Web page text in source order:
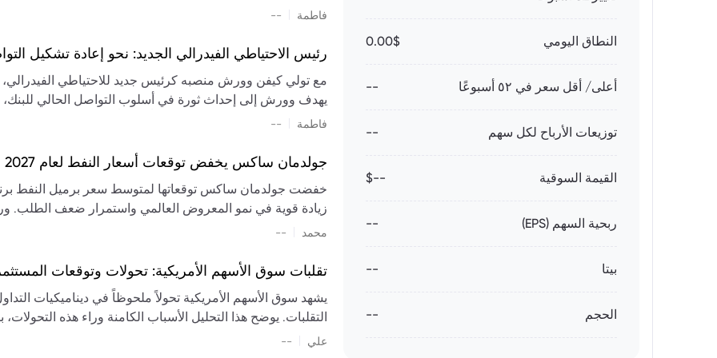
النطاق اليومي 0.00$
أعلى/ أقل سعر في ٥٢ أسبوعًا --
توزيعات الأرباح لكل سهم --
القيمة السوقية --$
ربحية السهم (EPS) --
بيتا --
الحجم --
تشكيل تقييم الصناعة، مع توقعات بارتفاع مستمر في الأسعار
فاطمة --
رئيس الاحتياطي الفيدرالي الجديد: نحو إعادة تشكيل
مع تولي كيفن وورش منصبه كرئيس جديد للاحتياطي الفيدرالي،
يهدف وورش إلى إحداث ثورة في أسلوب التواصل الحالي للبنك،
السياسة ويمنح البنك المركزي دوراً مبالغاً فيه. يسعى إلى
فاطمة --
جولدمان ساكس يخفض توقعات أسعار النفط لعام 2027 وسط تغيرات في العرض والطلب
زيادة قوية في نمو المعروض العالمي واستمرار ضعف الطلب.
العالمية في الربع الثاني
سابقًا. من المتوقع عودة صادرات دول الخليج إلى طبيعتها
عدم اليقين الجيوسياسي يمكن أن يؤدي إلى تقلبات سعرية
استمرار الاضطرابات، وسيناريوهات لانخفاض الأسعار في
إضافي.
محمد --
تقلبات سوق الأسهم الأمريكية: تحولات وتوقعات
يشهد سوق الأسهم الأمريكية تحولاً ملحوظاً في ديناميكيات
التقلبات. يوضح هذا التحليل الأسباب الكامنة وراء هذه
علي --